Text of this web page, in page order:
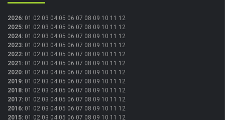
2026: 01 02 03 04 05 06 07 08 09 10 11 12
2025: 01 02 03 04 05 06 07 08 09 10 11 12
2024: 01 02 03 04 05 06 07 08 09 10 11 12
2023: 01 02 03 04 05 06 07 08 09 10 11 12
2022: 01 02 03 04 05 06 07 08 09 10 11 12
2021 : 01 02 03 04 05 06 07 08 09 10 11 12
2020: 01 02 03 04 05 06 07 08 09 10 11 12
2019: 01 02 03 04 05 06 07 08 09 10 11 12
2018: 01 02 03 04 05 06 07 08 09 10 11 12
2017: 01 02 03 04 05 06 07 08 09 10 11 12
2016: 01 02 03 04 05 06 07 08 09 10 11 12
2015: 01 02 03 04 05 06 07 08 09 10 11 12